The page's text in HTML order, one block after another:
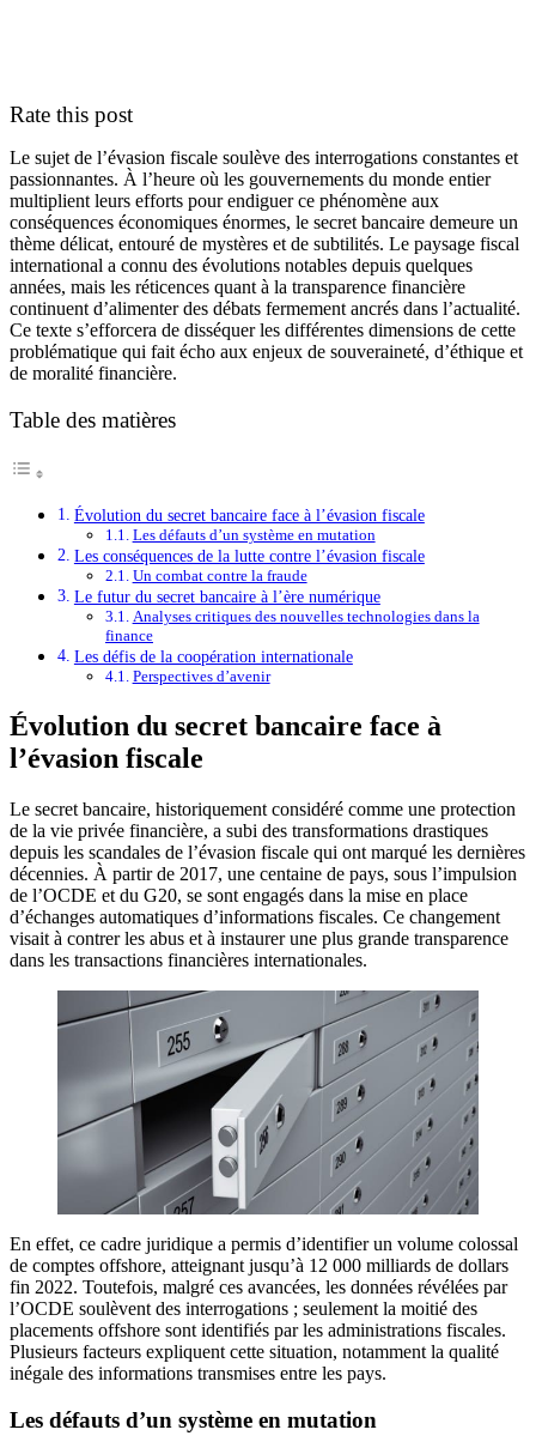
Rate this post
Le sujet de l’évasion fiscale soulève des interrogations constantes et
passionnantes. À l’heure où les gouvernements du monde entier
multiplient leurs efforts pour endiguer ce phénomène aux
conséquences économiques énormes, le secret bancaire demeure un
thème délicat, entouré de mystères et de subtilités. Le paysage fiscal
international a connu des évolutions notables depuis quelques
années, mais les réticences quant à la transparence financière
continuent d’alimenter des débats fermement ancrés dans l’actualité.
Ce texte s’efforcera de disséquer les différentes dimensions de cette
problématique qui fait écho aux enjeux de souveraineté, d’éthique et
de moralité financière.
Table des matières
Évolution du secret bancaire face à l’évasion fiscale
Les défauts d’un système en mutation
Les conséquences de la lutte contre l’évasion fiscale
Un combat contre la fraude
Le futur du secret bancaire à l’ère numérique
Analyses critiques des nouvelles technologies dans la
finance
Les défis de la coopération internationale
Perspectives d’avenir
Évolution du secret bancaire face à
l’évasion fiscale
Le secret bancaire, historiquement considéré comme une protection
de la vie privée financière, a subi des transformations drastiques
depuis les scandales de l’évasion fiscale qui ont marqué les dernières
décennies. À partir de 2017, une centaine de pays, sous l’impulsion
de l’OCDE et du G20, se sont engagés dans la mise en place
d’échanges automatiques d’informations fiscales. Ce changement
visait à contrer les abus et à instaurer une plus grande transparence
dans les transactions financières internationales.
En effet, ce cadre juridique a permis d’identifier un volume colossal
de comptes offshore, atteignant jusqu’à 12 000 milliards de dollars
fin 2022. Toutefois, malgré ces avancées, les données révélées par
l’OCDE soulèvent des interrogations ; seulement la moitié des
placements offshore sont identifiés par les administrations fiscales.
Plusieurs facteurs expliquent cette situation, notamment la qualité
inégale des informations transmises entre les pays.
Les défauts d’un système en mutation